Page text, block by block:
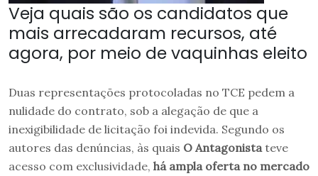
Veja quais são os candidatos que
mais arrecadaram recursos, até
agora, por meio de vaquinhas eleito
Duas representações protocoladas no TCE pedem a
nulidade do contrato, sob a alegação de que a
inexigibilidade de licitação foi indevida. Segundo os
autores das denúncias, às quais O Antagonista teve
acesso com exclusividade, há ampla oferta no mercado